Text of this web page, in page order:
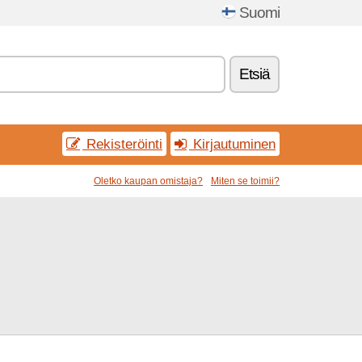
Suomi
Etsiä
Rekisteröinti Kirjautuminen
Oletko kaupan omistaja? Miten se toimii?